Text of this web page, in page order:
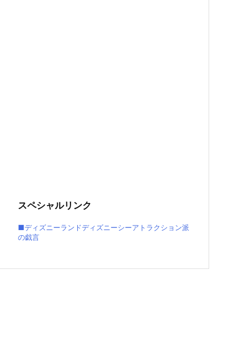
スペシャルリンク
■ディズニーランドディズニーシーアトラクション派
の戯言